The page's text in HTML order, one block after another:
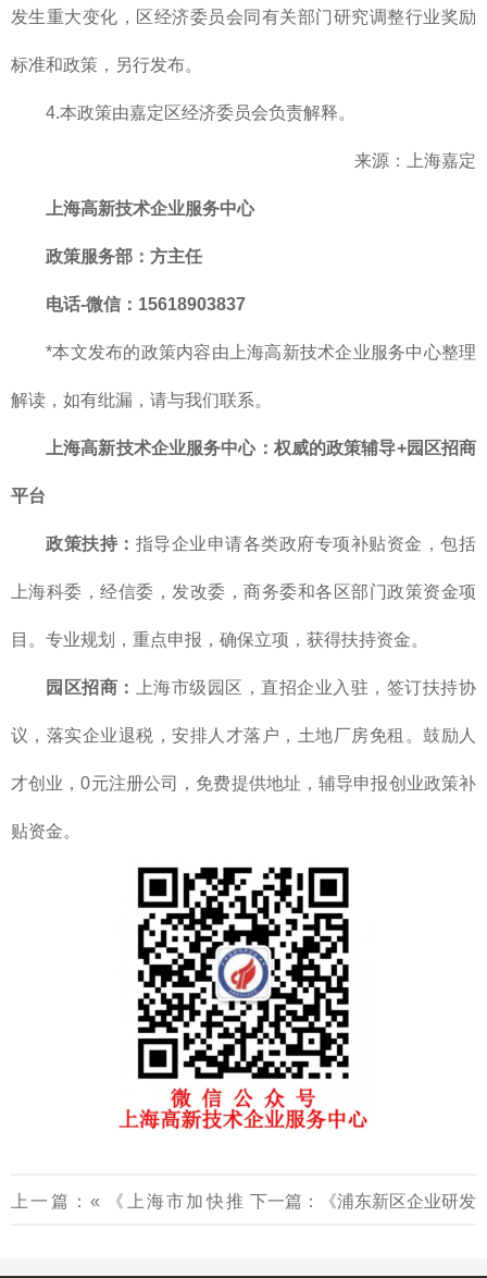
发生重大变化，区经济委员会同有关部门研究调整行业奖励
标准和政策，另行发布。
4.本政策由嘉定区经济委员会负责解释。
来源：上海嘉定
上海高新技术企业服务中心
政策服务部 ：方主任
电话-微信：15618903837
*本文发布的政策内容由上海高新技术企业服务中心整理
解读，如有纰漏，请与我们联系。
上海高新技术企业服务中心：权威的政策辅导+园区招商
平台
政策扶持： 指导企业申请各类政府专项补贴资金，包括
上海科委，经信委，发改委，商务委和各区部门政策资金项
目。专业规划，重点申报，确保立项，获得扶持资金。
园区招商： 上海市级园区，直招企业入驻，签订扶持协
议，落实企业退税，安排人才落户，土地厂房免租。鼓励人
才创业，0元注册公司，免费提供地址，辅导申报创业政策补
贴资金。
上一篇：« 《上海市加快推 下一篇： 《浦东新区企业研发